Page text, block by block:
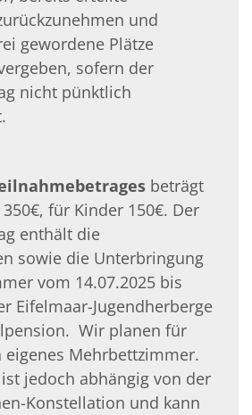
und
ge­wordene Plätze
sofern der
nicht pünkt­lich
beträgt
für Kinder 150€. Der
enthält die
sowie die Unterbringung
vom 14.07.2025 bis
Eifelmaar-Jugendherberge
Wir planen für
eigenes Mehrbettzimmer.
jedoch abhängig von der
Konstellation und kann